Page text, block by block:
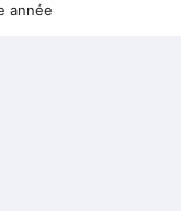
année